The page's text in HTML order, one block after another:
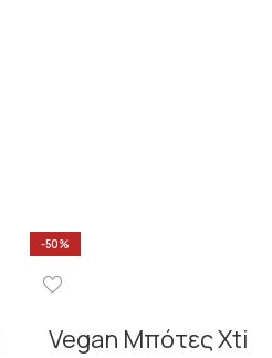
-50%
Vegan Μπότες Xti